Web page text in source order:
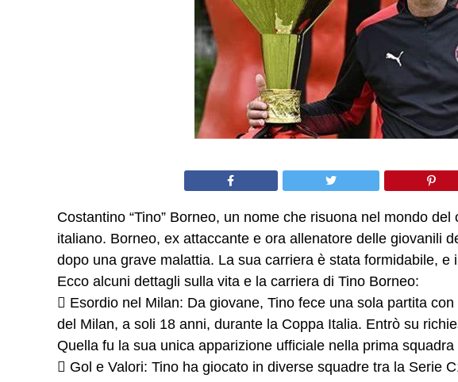
Costantino “Tino” Borneo, un nome che risuona nel mondo del
italiano. Borneo, ex attaccante e ora allenatore delle giovanili
dopo una grave malattia. La sua carriera è stata formidabile, e
Ecco alcuni dettagli sulla vita e la carriera di Tino Borneo:
 Esordio nel Milan: Da giovane, Tino fece una sola partita
del Milan, a soli 18 anni, durante la Coppa Italia. Entrò su
Quella fu la sua unica apparizione ufficiale nella prima squadra
 Gol e Valori: Tino ha giocato in diverse squadre tra la Serie